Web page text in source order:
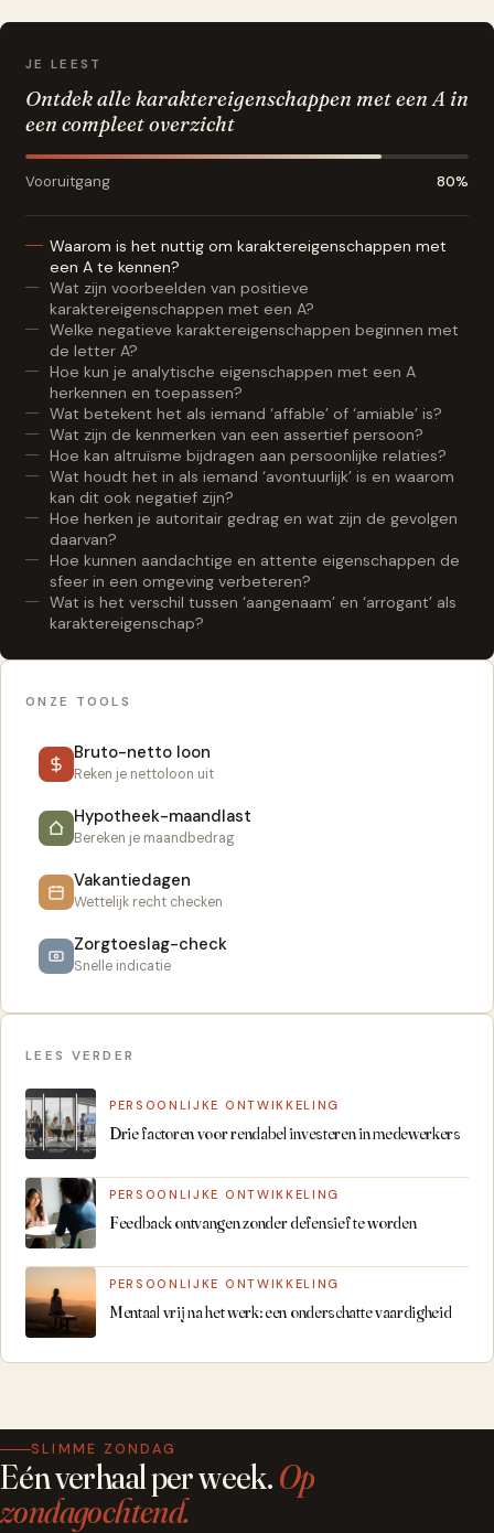
JE LEEST
Ontdek alle karaktereigenschappen met een A in
een compleet overzicht
Vooruitgang 80%
Waarom is het nuttig om karaktereigenschappen met
een A te kennen?
Wat zijn voorbeelden van positieve
karaktereigenschappen met een A?
Welke negatieve karaktereigenschappen beginnen met
de letter A?
Hoe kun je analytische eigenschappen met een A
herkennen en toepassen?
Wat betekent het als iemand ‘affable’ of ‘amiable’ is?
Wat zijn de kenmerken van een assertief persoon?
Hoe kan altruïsme bijdragen aan persoonlijke relaties?
Wat houdt het in als iemand ‘avontuurlijk’ is en waarom
kan dit ook negatief zijn?
Hoe herken je autoritair gedrag en wat zijn de gevolgen
daarvan?
Hoe kunnen aandachtige en attente eigenschappen de
sfeer in een omgeving verbeteren?
Wat is het verschil tussen ‘aangenaam’ en ‘arrogant’ als
karaktereigenschap?
ONZE TOOLS
Bruto-netto loon
Reken je nettoloon uit
Hypotheek-maandlast
Bereken je maandbedrag
Vakantiedagen
Wettelijk recht checken
Zorgtoeslag-check
Snelle indicatie
LEES VERDER
PERSOONLIJKE ONTWIKKELING
Drie factoren voor rendabel investeren in medewerkers
PERSOONLIJKE ONTWIKKELING
Feedback ontvangen zonder defensief te worden
PERSOONLIJKE ONTWIKKELING
Mentaal vrij na het werk: een onderschatte vaardigheid
SLIMME ZONDAG
Eén verhaal per week.Op
zondagochtend.